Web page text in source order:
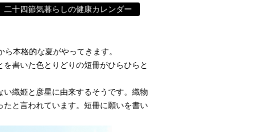
二十四節気暮らしの健康カレンダー
本格的な夏がやってきます。
書いた色とりどりの短冊がひらひらと
織姫と彦星に由来するそうです。織物
と言われています。短冊に願いを書い